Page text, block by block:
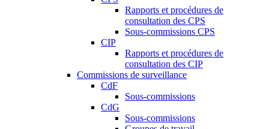
Rapports et procédures de
consultation des CPS
Sous-commissions CPS
CIP
Rapports et procédures de
consultation des CIP
Commissions de surveillance
CdF
Sous-commissions
CdG
Sous-commissions